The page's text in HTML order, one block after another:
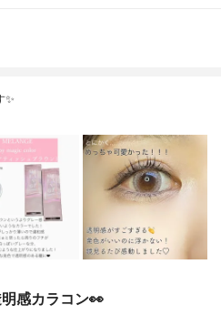
✨
感カラコン👀